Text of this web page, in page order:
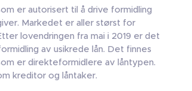
er autorisert til å drive formidling
Markedet er aller størst for
lovendringen fra mai i 2019 er det
av usikrede lån. Det finnes
er direkteformidlere av låntypen.
kreditor og låntaker.